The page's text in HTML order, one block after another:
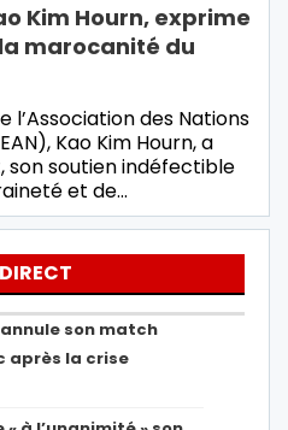
Kim Hourn, exprime
marocanité du
l’Association des Nations
Kao Kim Hourn, a
son soutien indéfectible
et de…
annule son match
après la crise